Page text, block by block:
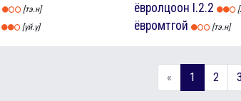
[тэ.н]
[үй.ү]
ёвролцоон I.2.2
ёвромтгой [тэ.н]
« 1 2 3